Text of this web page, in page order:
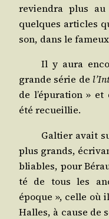
revien­dra plus
quelques articles
son, dans le
Il y aura
grande série de
de l’é­pu­ra­tion » et
été recueillie.
Gal­tier avait
plus grands,
bliables, pour
té de tous les
époque », celle où
Halles, à cause de